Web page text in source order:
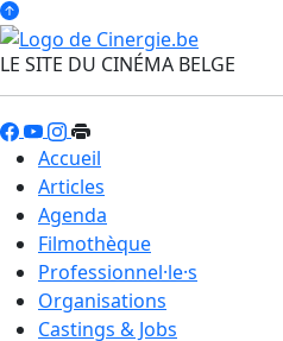
LE SITE DU CINÉMA BELGE
Accueil
Articles
Agenda
Filmothèque
Professionnel·le·s
Organisations
Castings & Jobs